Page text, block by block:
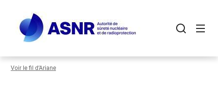
contenu
principal
Voir le fil d’Ariane